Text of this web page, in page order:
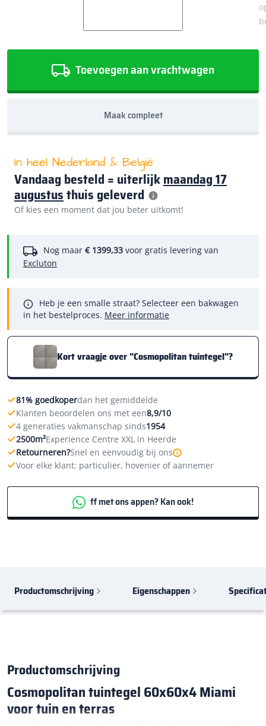
Toevoegen aan vrachtwagen
Maak compleet
In heel Nederland & België
Vandaag besteld = uiterlijkmaandag 17
augustusthuis geleverd
Of kies een moment dat jou beter uitkomt!
Nog maar € 1399,33 voor gratis levering van
Excluton
Heb je een smalle straat? Selecteer een bakwagen
in het bestelproces. Meer informatie
Kort vraagje over "Cosmopolitan tuintegel"?
81% goedkoperdan het gemiddelde
Klanten beoordelen ons met een8,9/10
4 generaties vakmanschap sinds1954
2500m²Experience Centre XXL in Heerde
Retourneren?Snel en eenvoudig bij ons
Voor elke klant: particulier, hovenier of aannemer
ff met ons appen? Kan ook!
Productomschrijving Eigenschappen
Productomschrijving
Cosmopolitan tuintegel 60x60x4 Miami
voor tuin en terras